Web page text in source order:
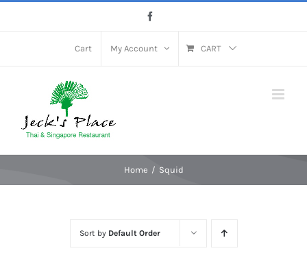
Cart My Account CART
Home Squid
Sort by Default Order